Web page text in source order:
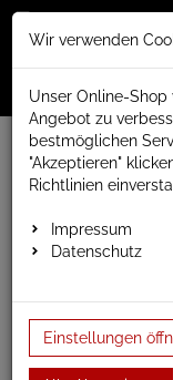
Menü
www.anapont.eu
Diamond
Baubreite
Heizpatrone /
Wir verwenden
Unser Online-Shop
Angebot zu
bestmöglichen
"Akzeptieren"
Richtlinien
Impressum
Datenschutz
Einstellungen